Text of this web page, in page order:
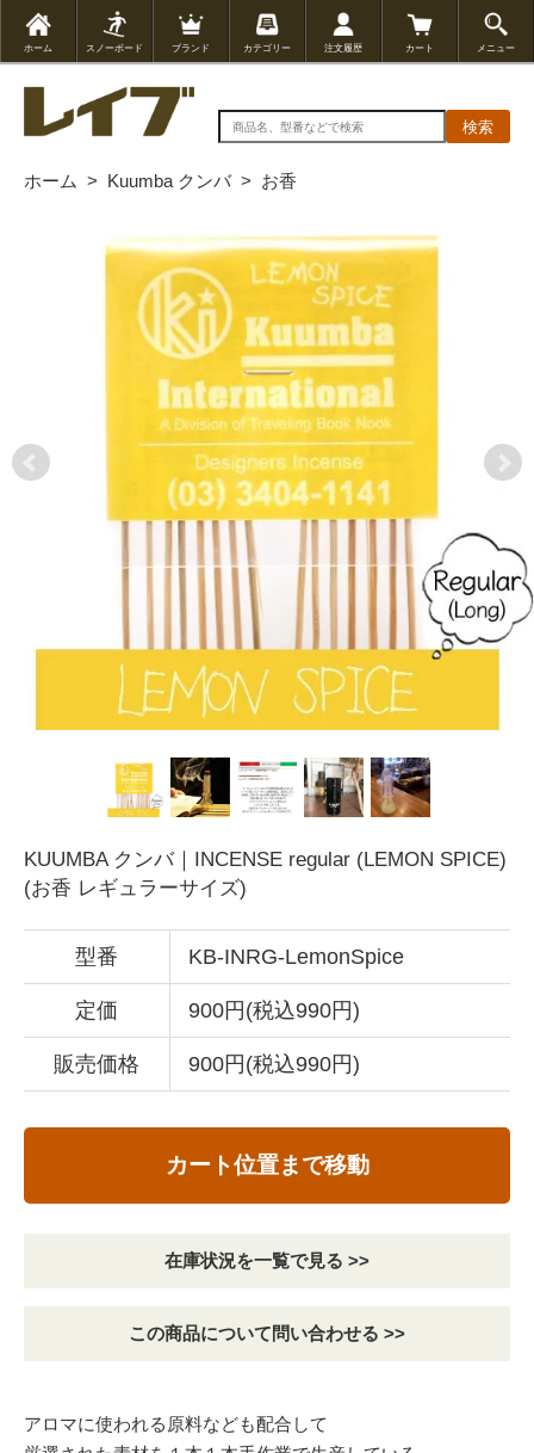
ホーム スノーボード ブランド カテゴリー 注文履歴 カート メニュー
検索
ホーム > Kuumba クンバ> お香
KUUMBA クンバ｜INCENSE regular (LEMON SPICE)
(お香 レギュラーサイズ)
型番 KB-INRG-LemonSpice
定価 900円(税込990円)
販売価格 900円(税込990円)
カート位置まで移動
在庫状況を一覧で見る >>
この商品について問い合わせる >>
アロマに使われる原料なども配合して